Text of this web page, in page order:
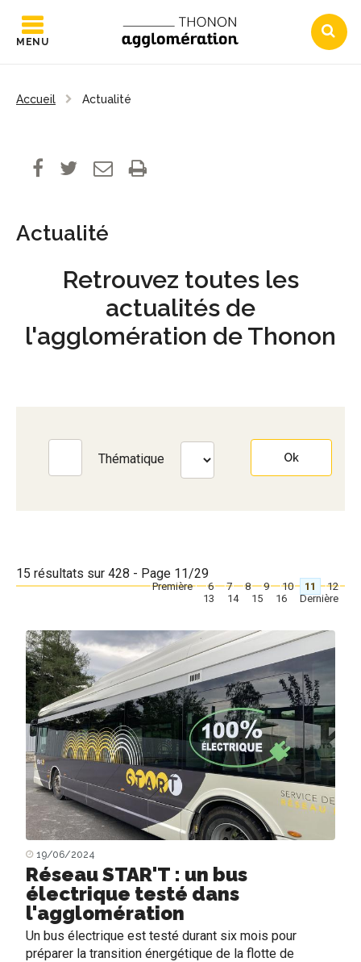
MENU
Accueil Actualité
Actualité
Retrouvez toutes les
actualités de
l'agglomération de Thonon
Thématique
15 résultats sur 428 - Page 11/29
[Première] [6] [7] [8] [9] [10] 11 [12]
13 14] 15 16 Dernière
19/06/2024
Réseau STAR'T : un bus
électrique testé dans
l'agglomération
Un bus électrique est testé durant six mois pour
préparer la transition énergétique de la flotte de